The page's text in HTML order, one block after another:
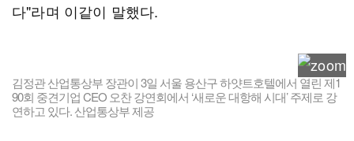
다"라며 이같이 말했다.
김정관 산업통상부 장관이 3일 서울 용산구 하얏트호텔에서 열린 제1
90회 중견기업 CEO 오찬 강연회에서 ‘새로운 대항해 시대’ 주제로 강
연하고 있다. 산업통상부 제공